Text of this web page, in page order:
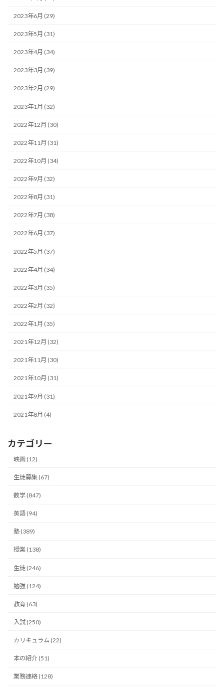
2023年6月 (29)
2023年5月 (31)
2023年4月 (34)
2023年3月 (39)
2023年2月 (29)
2023年1月 (32)
2022年12月 (30)
2022年11月 (31)
2022年10月 (34)
2022年9月 (32)
2022年8月 (31)
2022年7月 (38)
2022年6月 (37)
2022年5月 (37)
2022年4月 (34)
2022年3月 (35)
2022年2月 (32)
2022年1月 (35)
2021年12月 (32)
2021年11月 (30)
2021年10月 (31)
2021年9月 (31)
2021年8月 (4)
カテゴリー
映画 (12)
生徒募集 (67)
数学 (847)
英語 (94)
塾 (389)
授業 (138)
生徒 (246)
勉強 (124)
教育 (63)
入試 (250)
カリキュラム (22)
本の紹介 (51)
業務連絡 (128)